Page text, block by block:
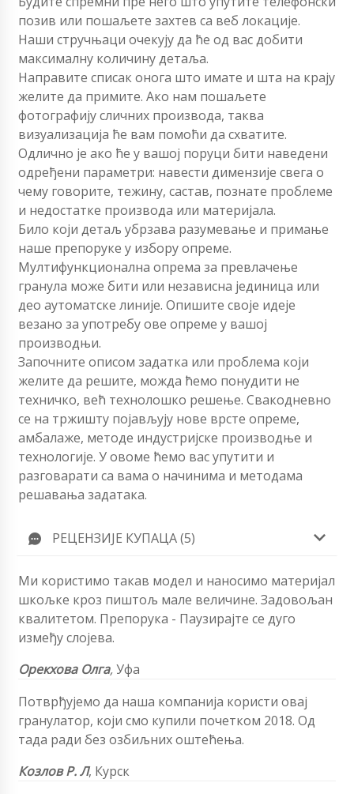
позив или пошаљете захтев са веб локације.
Наши стручњаци очекују да ће од вас добити
максималну количину детаља.
Направите списак онога што имате и шта на крају
желите да примите. Ако нам пошаљете
фотографију сличних производа, таква
визуализација ће вам помоћи да схватите.
Одлично је ако ће у вашој поруци бити наведени
одређени параметри: навести димензије свега о
чему говорите, тежину, састав, познате проблеме
и недостатке производа или материјала.
Било који детаљ убрзава разумевање и примање
наше препоруке у избору опреме.
Мултифункционална опрема за превлачење
гранула може бити или независна јединица или
део аутоматске линије. Опишите своје идеје
везано за употребу ове опреме у вашој
производњи.
Започните описом задатка или проблема који
желите да решите, можда ћемо понудити не
техничко, већ технолошко решење. Свакодневно
се на тржишту појављују нове врсте опреме,
амбалаже, методе индустријске производње и
технологије. У овоме ћемо вас упутити и
разговарати са вама о начинима и методама
решавања задатака.
РЕЦЕНЗИЈЕ КУПАЦА (5)
Ми користимо такав модел и наносимо материјал
шкољке кроз пиштољ мале величине. Задовољан
квалитетом. Препорука - Паузирајте се дуго
између слојева.
Орекхова Олга,Уфа
Потврђујемо да наша компанија користи овај
гранулатор, који смо купили почетком 2018. Од
тада ради без озбиљних оштећења.
Козлов Р. Л, Курск